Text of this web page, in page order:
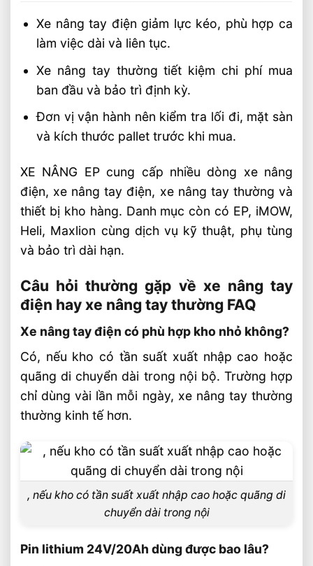
Xe nâng tay điện giảm lực kéo, phù hợp ca
làm việc dài và liên tục.
Xe nâng tay thường tiết kiệm chi phí mua
ban đầu và bảo trì định kỳ.
Đơn vị vận hành nên kiểm tra lối đi, mặt sàn
và kích thước pallet trước khi mua.
XE NÂNG EP cung cấp nhiều dòng xe nâng
điện, xe nâng tay điện, xe nâng tay thường và
thiết bị kho hàng. Danh mục còn có EP, iMOW,
Heli, Maxlion cùng dịch vụ kỹ thuật, phụ tùng
và bảo trì dài hạn.
Câu hỏi thường gặp về xe nâng tay
điện hay xe nâng tay thường FAQ
Xe nâng tay điện có phù hợp kho nhỏ không?
Có, nếu kho có tần suất xuất nhập cao hoặc
quãng di chuyển dài trong nội bộ. Trường hợp
chỉ dùng vài lần mỗi ngày, xe nâng tay thường
thường kinh tế hơn.
, nếu kho có tần suất xuất nhập cao hoặc quãng di
chuyển dài trong nội
Pin lithium 24V/20Ah dùng được bao lâu?